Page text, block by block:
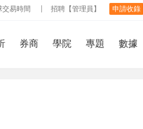
交易時間 招聘【管理員】 申請收錄
券商 學院 專題 數據